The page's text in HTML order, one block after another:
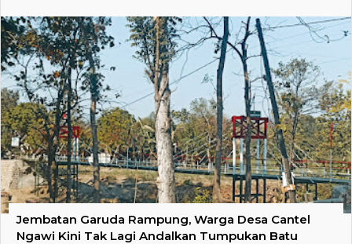
Jembatan Garuda Rampung, Warga Desa Cantel
Ngawi Kini Tak Lagi Andalkan Tumpukan Batu